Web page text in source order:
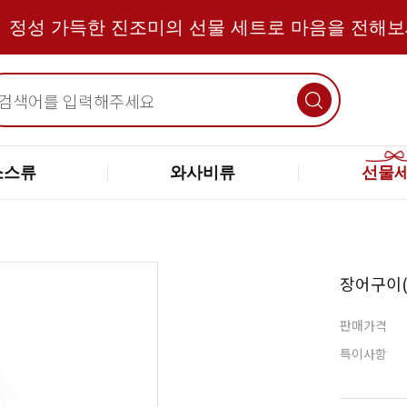
정성 가득한 진조미의 선물 세트로 마음을 전해
스류 와사비류 선물
장어구
판매가격
특이사항